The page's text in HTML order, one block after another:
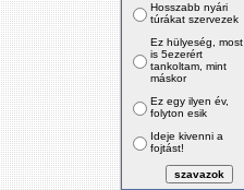
Hosszabb nyári
túrákat szervezek
Ez hülyeség, most
is 5ezerért
tankoltam, mint
máskor
Ez egy ilyen év,
folyton esik
Ideje kivenni a
fojtást!